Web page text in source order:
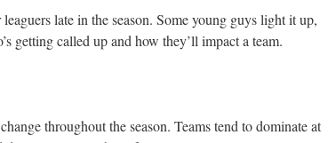
late in the season. Some young guys light it up,
getting called up and how they’ll impact a team.
throughout the season. Teams tend to dominate at